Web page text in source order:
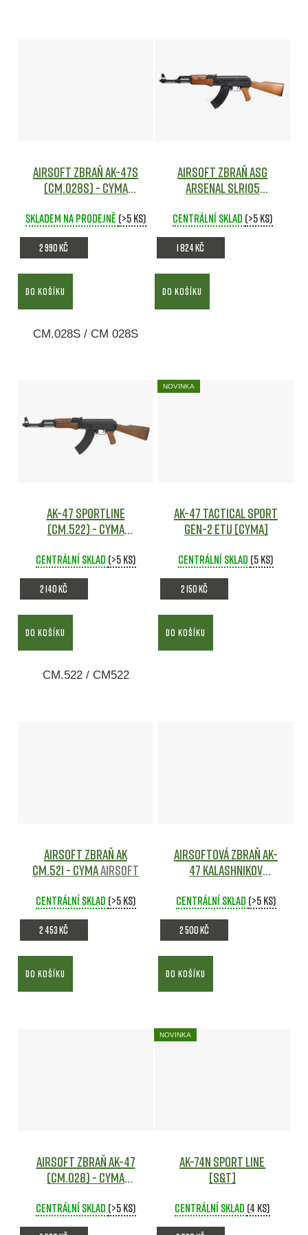
Airsoft zbraň ASG
Arsenal SLR105
Airsoft
Centrální sklad (>5 ks)
1 824 Kč
DO KOŠÍKU
AK-47 Sportline
(CM.522) - CYMA
Centrální sklad (>5 ks)
2 140 Kč
DO KOŠÍKU
CM.522 / CM522
NOVINKA
AK-47 Tactical SPORT
GEN-2 ETU [CYMA]
Centrální sklad (5 ks)
2 150 Kč
DO KOŠÍKU
Airsoft zbraň AK
CM.521 - CYMAAirsoft
Centrální sklad (>5 ks)
2 453 Kč
DO KOŠÍKU
Airsoftová zbraň AK-
47 Kalashnikov
Airsoft
Centrální sklad (>5 ks)
2 500 Kč
DO KOŠÍKU
Airsoft zbraň AK-47
(CM.028) - CYMA
Centrální sklad (>5 ks)
NOVINKA
AK-74N Sport line
[S&T]
Centrální sklad (4 ks)
Airsoft zbraň AK-47S
(CM.028S) - CYMA
Skladem na prodejně (>5 ks)
2 990 Kč
DO KOŠÍKU
CM.028S / CM 028S